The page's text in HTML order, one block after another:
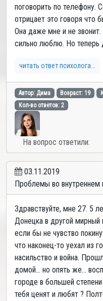
поговорить по телефону.
отрицает это говоря что
Она даже мне и не
сильно люблю. Но теперь
читать ответ психолога...
Автор: Дима Возраст: 19
Кол-во ответов: 2
На вопрос ответили:
03.11.2019
Проблемы во
Здравствуйте, мне 27. 5
Донецка в другой
если бы не чувство
что наконец-то уехал из
насильство и война.
домой... но опять же...
городе в большей
тебя ценят и любят ?